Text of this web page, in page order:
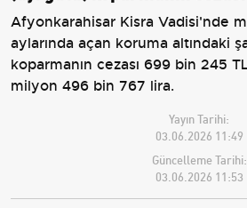
Afyonkarahisar Kisra Vadisi'nde
aylarında açan koruma altındaki
koparmanın cezası 699 bin 245
milyon 496 bin 767 lira.
Yayın Tarihi:
03.06.2026 11:49
Güncelleme Tarihi:
03.06.2026 11:53